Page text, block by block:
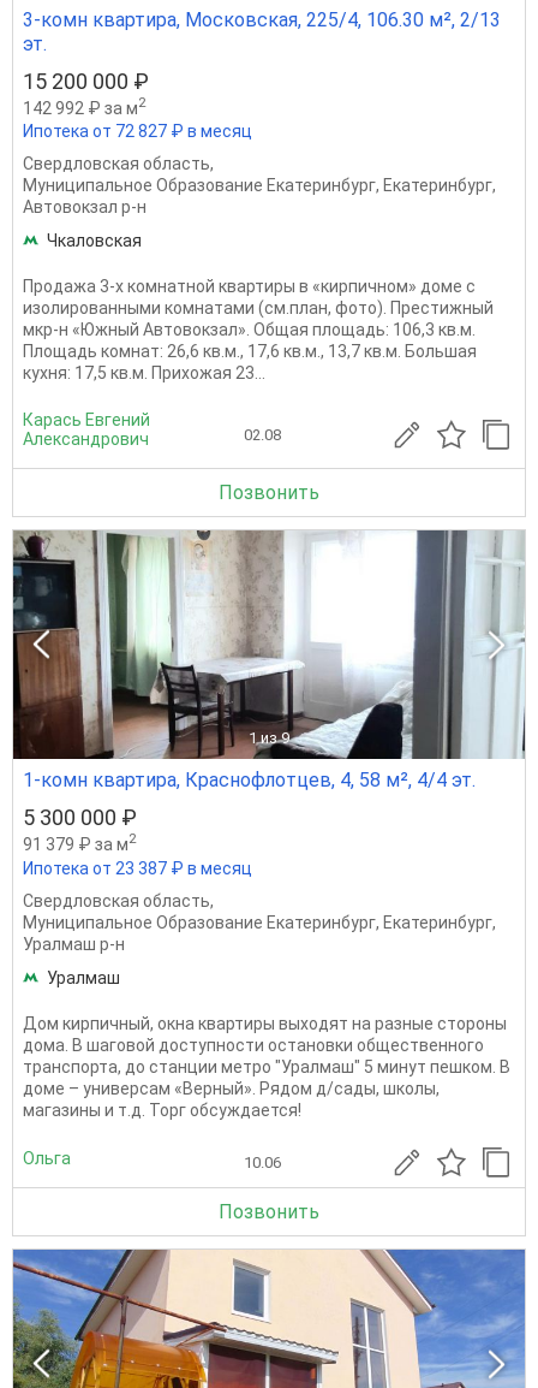
3-комн квартира, Московская, 225/4, 106.30 м², 2/13
эт.
15 200 000 ₽
142 992 ₽ за м2
Ипотека от 72 827 ₽ в месяц
Свердловская область,
Муниципальное Образование Екатеринбург, Екатеринбург,
Автовокзал р-н
Чкаловская
Продажа 3-х комнатной квартиры в «кирпичном» доме с
изолированными комнатами (см.план, фото). Престижный
мкр-н «Южный Автовокзал». Общая площадь: 106,3 кв.м.
Площадь комнат: 26,6 кв.м., 17,6 кв.м., 13,7 кв.м. Большая
кухня: 17,5 кв.м. Прихожая 23...
Карась Евгений
Александрович
02.08
Позвонить
1 из 9
1-комн квартира, Краснофлотцев, 4, 58 м², 4/4 эт.
5 300 000 ₽
91 379 ₽ за м2
Ипотека от 23 387 ₽ в месяц
Свердловская область,
Муниципальное Образование Екатеринбург, Екатеринбург,
Уралмаш р-н
Уралмаш
Дом кирпичный, окна квартиры выходят на разные стороны
дома. В шаговой доступности остановки общественного
транспорта, до станции метро "Уралмаш" 5 минут пешком. В
доме – универсам «Верный». Рядом д/сады, школы,
магазины и т.д. Торг обсуждается!
Ольга 10.06
Позвонить